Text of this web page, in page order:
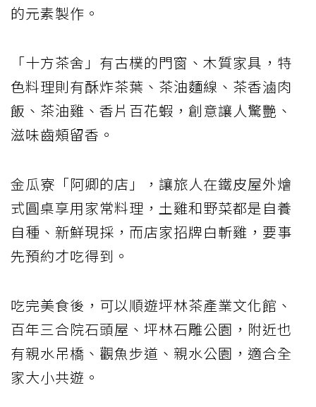
的元素製作。
「十方茶舍」有古樸的門窗、木質家具，特
色料理則有酥炸茶葉、茶油麵線、茶香滷肉
飯、茶油雞、香片百花蝦，創意讓人驚艷、
滋味齒頰留香。
金瓜寮「阿卿的店」，讓旅人在鐵皮屋外燴
式圓桌享用家常料理，土雞和野菜都是自養
自種、新鮮現採，而店家招牌白斬雞，要事
先預約才吃得到。
吃完美食後，可以順遊坪林茶產業文化館、
百年三合院石頭屋、坪林石雕公園，附近也
有親水吊橋、觀魚步道、親水公園，適合全
家大小共遊。